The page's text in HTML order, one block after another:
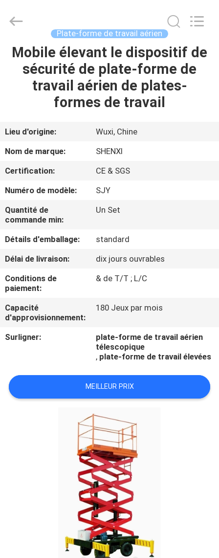
MAISON
PRODUITS
SUJET
DE
NOUS
VISITE
D'USINE
CONTRÔLE
DE
QUALITÉ
CONTACTEZ-
NOUS
UNE
CITATION
suspendue
Fournisseur.
suspendedworkingplatform.com.
Plate-forme de travail aérien
Mobile élevant le dispositif de
sécurité de plate-forme de
travail aérien de plates-
formes de travail
Lieu d'origine:
Wuxi, Chine
Nom de marque:
SHENXI
Certification:
CE & SGS
Numéro de modèle:
SJY
Quantité de
commande min:
Un Set
Détails d'emballage:
standard
Délai de livraison:
dix jours ouvrables
Conditions de
paiement:
& de T/T ; L/C
Capacité
d'approvisionnement:
180 Jeux par mois
Surligner:
plate-forme de travail aérien
télescopique
, plate-forme de travail élevées
MEILLEUR PRIX